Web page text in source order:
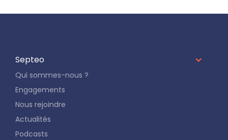
Septeo
Qui sommes-nous ?
Engagements
Nous rejoindre
Actualités
Podcasts